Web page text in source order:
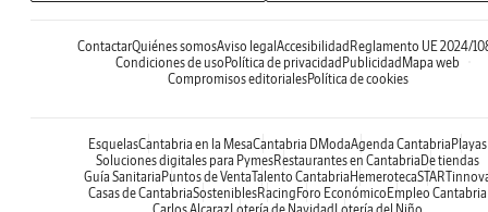
ContactarQuiénes somosAviso legalAccesibilidadReglamento UE 2024/
Condiciones de usoPolítica de privacidadPublicidadMapa web
Compromisos editorialesPolítica de cookies
EsquelasCantabria en la MesaCantabria DModaAgenda CantabriaPlayas
Soluciones digitales para PymesRestaurantes en CantabriaDe tiendas
Guía SanitariaPuntos de VentaTalento CantabriaHemeroteca
Casas de CantabriaSosteniblesRacingForo EconómicoEmpleo Cantabria